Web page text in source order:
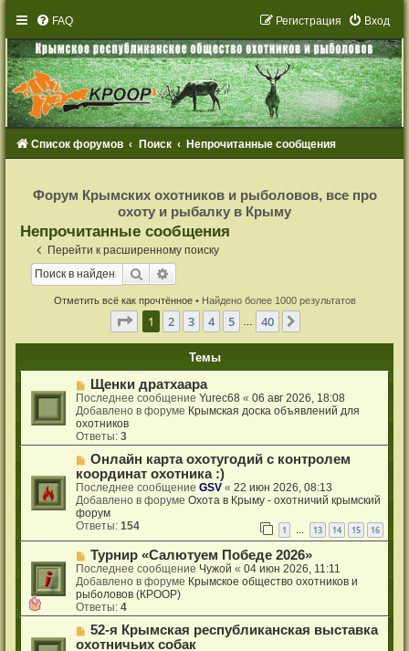
FAQ Вход
Регистрация
Список форумов Поиск Непрочитанные сообщения
с
т
Форум Крымских охотников и рыболовов, все про
охоту и рыбалку в Крыму
Непрочитанные сообщения
Перейти к расширенному поиску
Поиск
Отметить всё как прочтённое• Найдено более 1000 результатов
Страница из 40
1 2 3 4 5 40
Темы
Н
о
в
о
е
с
о
о
б
щ
е
н
е
Щенки дратхаара
Последнее сообщениеYurec68 «06 авг 2026, 18:08
Добавлено в форуме Крымская доска объявлений для
охотников
Ответы:3
Н
о
в
о
е
с
о
б
щ
е
н
и
е
Онлайн карта охотугодий с контролем
координат охотника :)
Последнее сообщениеGSV «22 июн 2026, 08:13
Добавлено в форумеОхота в Крыму - охотничий крымский
форум
Ответы:154 1 … 13 14 15 16
Н
о
в
о
е
с
о
о
Турнир «Салютуем Победе 2026»
Последнее сообщение Чужой «04 июн 2026, 11:11
Добавлено в форуме Крымское общество охотников и
рыболовов (КРООР)
Ответы:4
Н
о
52-я Крымская республиканская выставка
охотничьих собак